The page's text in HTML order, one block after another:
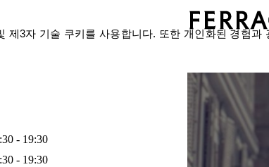
- 19:30
- 19:30
3자 기술 쿠키를 사용합니다. 또한 개인화된 경험